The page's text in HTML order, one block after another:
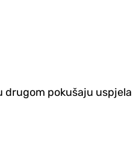
drugom pokušaju uspjela